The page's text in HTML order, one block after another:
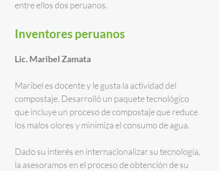
entre ellos dos peruanos.
Inventores peruanos
Lic. Maribel Zamata
Maribel es docente y le gusta la actividad del
compostaje. Desarrolló un paquete tecnológico
que incluye un proceso de compostaje que reduce
los malos olores y minimiza el consumo de agua.
Dado su interés en internacionalizar su tecnología,
la asesoramos en el proceso de obtención de su